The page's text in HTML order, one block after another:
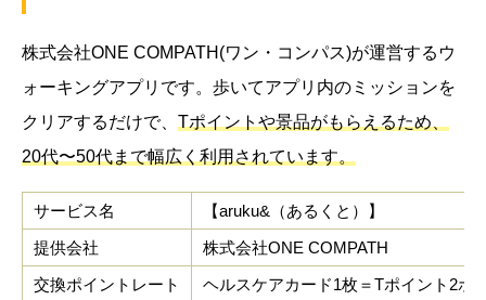
株式会社ONE COMPATH(ワン・コンパス)が運営するウ
ォーキングアプリです。歩いてアプリ内のミッションを
クリアするだけで、 Tポイントや景品がもらえるため、
20代〜50代まで幅広く利用されています。
サービス名
【aruku&（あるくと）】
提供会社
株式会社ONE COMPATH
交換ポイントレート
ヘルスケアカード1枚＝Tポイント2ポ